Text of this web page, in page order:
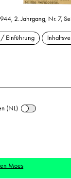
2. Jahrgang, Nr. 7,
/ Einführung
(NL)
Moes